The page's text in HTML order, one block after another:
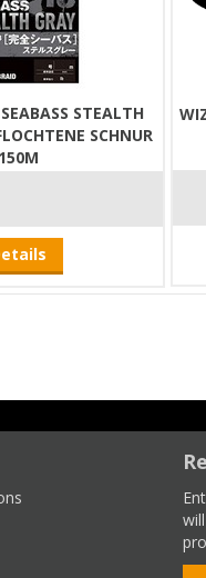
STEALTH
SCHNUR
150M